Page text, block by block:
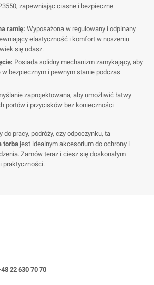
zapewniając ciasne i bezpieczne
ramię: Wyposażona w regulowany i odpinany
elastyczność i komfort w noszeniu
się udasz.
Posiada solidny mechanizm zamykający, aby
w bezpiecznym i pewnym stanie podczas
zaprojektowana, aby umożliwić łatwy
portów i przycisków bez konieczności
do pracy, podróży, czy odpoczynku, ta
torba jest idealnym akcesorium do ochrony i
Zamów teraz i ciesz się doskonałym
praktyczności.
22 630 70 70